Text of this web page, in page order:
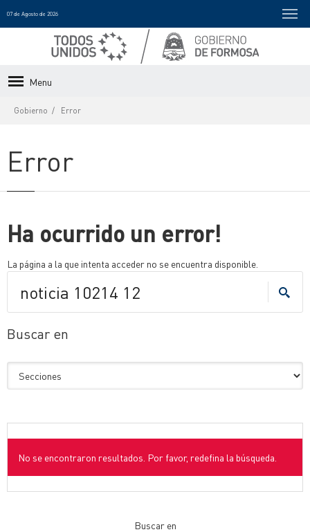
07 de Agosto de 2026
Menu
Gobierno Error
Error
Ha ocurrido un error!
La página a la que intenta acceder no se encuentra disponible.
Buscar en
No se encontraron resultados. Por favor, redefina la búsqueda.
Buscar en